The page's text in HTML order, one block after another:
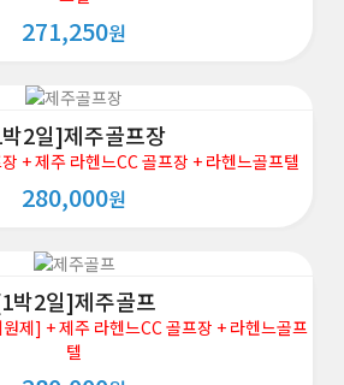
271,250원
2일]제주골프장
+ 제주 라헨느CC 골프장 + 라헨느골프텔
280,000원
박2일]제주골프
제] + 제주 라헨느CC 골프장 + 라헨느골프
텔